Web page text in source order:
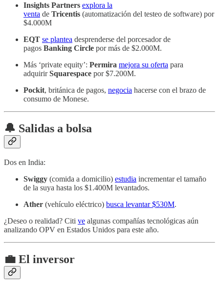
Insights Partners explora la
venta de Tricentis (automatización del testeo de software) por
$4.000M
EQT se plantea desprenderse del porcesador de
pagos Banking Circle por más de $2.000M.
Más ‘private equity’: Permira mejora su oferta para
adquirirSquarespace por $7.200M.
Pockit, británica de pagos, negocia hacerse con el brazo de
consumo de Monese.
🔔 Salidas a bolsa
Dos en India:
Swiggy (comida a domicilio) estudia incrementar el tamaño
de la suya hasta los $1.400M levantados.
Ather (vehículo eléctrico) busca levantar $530M.
¿Deseo o realidad? Citi ve algunas compañías tecnológicas aún
analizando OPV en Estados Unidos para este año.
💼 El inversor